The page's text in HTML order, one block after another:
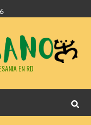
EN RD